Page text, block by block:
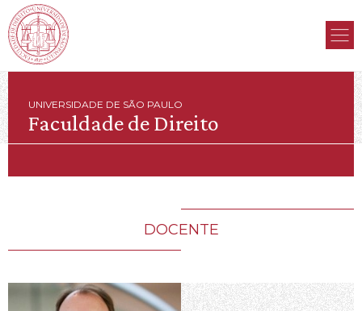
UNIVERSIDADE DE SÃO PAULO
Faculdade de Direito
DOCENTE